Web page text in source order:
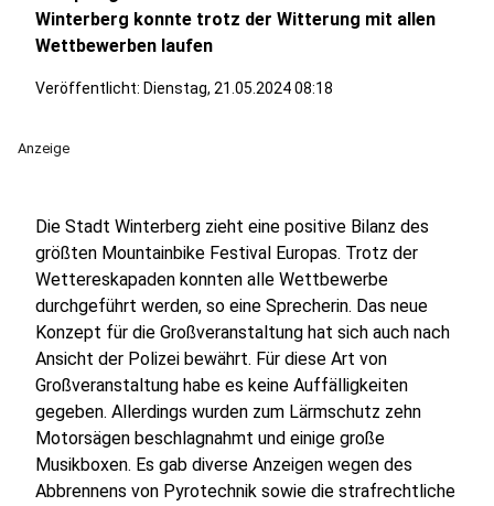
Winterberg konnte trotz der Witterung mit allen
Wettbewerben laufen
Veröffentlicht: Dienstag, 21.05.2024 08:18
Anzeige
Die Stadt Winterberg zieht eine positive Bilanz des
größten Mountainbike Festival Europas. Trotz der
Wettereskapaden konnten alle Wettbewerbe
durchgeführt werden, so eine Sprecherin. Das neue
Konzept für die Großveranstaltung hat sich auch nach
Ansicht der Polizei bewährt. Für diese Art von
Großveranstaltung habe es keine Auffälligkeiten
gegeben. Allerdings wurden zum Lärmschutz zehn
Motorsägen beschlagnahmt und einige große
Musikboxen. Es gab diverse Anzeigen wegen des
Abbrennens von Pyrotechnik sowie die strafrechtliche